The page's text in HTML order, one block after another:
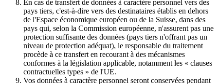
En cas de transfert de données à caractère personnel vers des
pays tiers, c'est-à-dire vers des destinataires établis en dehors
de l'Espace économique européen ou de la Suisse, dans des
pays qui, selon la Commission européenne, n'assurent pas une
protection suffisante des données (pays tiers n'offrant pas un
niveau de protection adéquat), le responsable du traitement
procède à ce transfert en recourant à des mécanismes
conformes à la législation applicable, notamment les « clauses
contractuelles types » de l'UE.
Vos données à caractère personnel seront conservées pendant